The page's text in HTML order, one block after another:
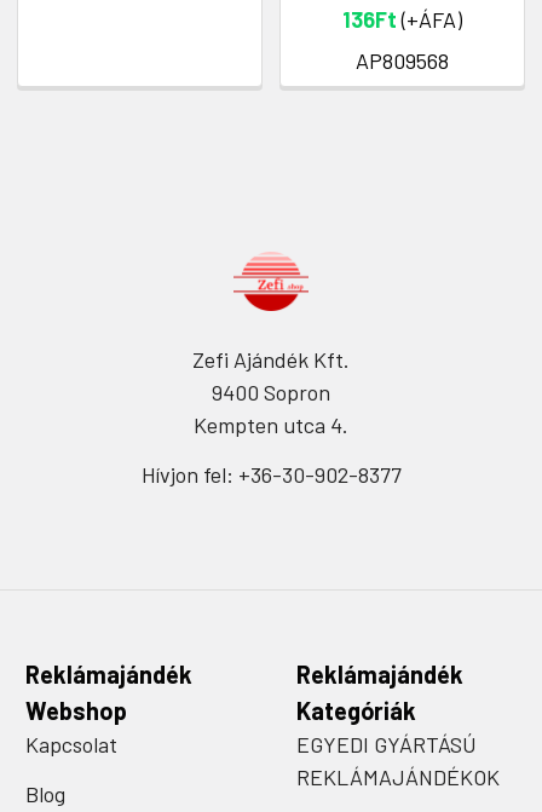
136Ft(+ÁFA)
AP809568
Zefi Ajándék Kft.
9400 Sopron
Kempten utca 4.
Hívjon fel: +36-30-902-8377
Reklámajándék
Webshop
Kapcsolat
Blog
Reklámajándék
Kategóriák
EGYEDI GYÁRTÁSÚ
REKLÁMAJÁNDÉKOK